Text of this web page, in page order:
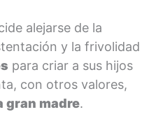
alejarse de la
y la frivolidad
para criar a sus hijos
con otros valores,
gran madre.